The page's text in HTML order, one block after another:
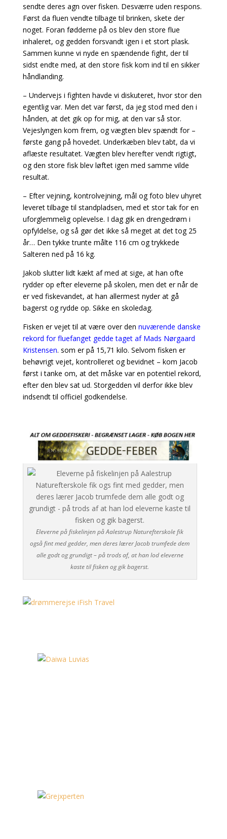
sendte deres agn over fisken. Desværre uden respons.
Først da fluen vendte tilbage til brinken, skete der
noget. Foran fødderne på os blev den store flue
inhaleret, og gedden forsvandt igen i et stort plask.
Sammen kunne vi nyde en spændende fight, der til
sidst endte med, at den store fisk kom ind til en sikker
håndlanding.
– Undervejs i fighten havde vi diskuteret, hvor stor den
egentlig var. Men det var først, da jeg stod med den i
hånden, at det gik op for mig, at den var så stor.
Vejeslyngen kom frem, og vægten blev spændt for –
første gang på hovedet. Underkæben blev tabt, da vi
aflæste resultatet. Vægten blev herefter vendt rigtigt,
og den store fisk blev løftet igen med samme vilde
resultat.
– Efter vejning, kontrolvejning, mål og foto blev uhyret
leveret tilbage til standpladsen, med et stor tak for en
uforglemmelig oplevelse. I dag gik en drengedrøm i
opfyldelse, og så gør det ikke så meget at det tog 25
år… Den tykke trunte målte 116 cm og trykkede
Salteren ned på 16 kg.
Jakob slutter lidt kækt af med at sige, at han ofte
rydder op efter eleverne på skolen, men det er når de
er ved fiskevandet, at han allermest nyder at gå
bagerst og rydde op. Sikke en skoledag.
Fisken er vejet til at være over den nuværende danske
rekord for fluefanget gedde taget af Mads Nørgaard
Kristensen. som er på 15,71 kilo. Selvom fisken er
behøvrigt vejet, kontrolleret og bevidnet – kom Jacob
først i tanke om, at det måske var en potentiel rekord,
efter den blev sat ud. Storgedden vil derfor ikke blev
indsendt til officiel godkendelse.
Eleverne på fiskelinjen på Aalestrup Naturefterskole fik
også fint med gedder, men deres lærer Jacob trumfede dem
alle godt og grundigt – på trods af, at han lod eleverne
kaste til fisken og gik bagerst.